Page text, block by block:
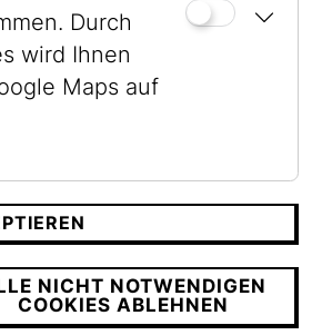
Museum
Durch
wird Ihnen
Maps auf
NICHT NOTWENDIGEN
COOKIES ABLEHNEN